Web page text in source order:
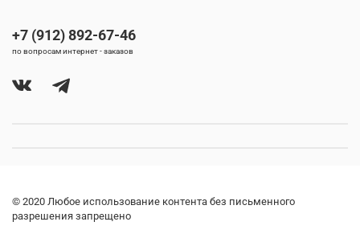
+7 (912) 892-67-46
по вопросам интернет - заказов
© 2020 Любое использование контента без письменного
разрешения запрещено